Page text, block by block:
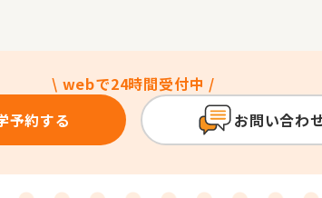
\ webで24時間受付中 /
予約する
お問い合わ